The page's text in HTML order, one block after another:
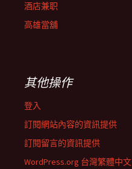
酒店兼职
高雄當舖
其他操作
登入
訂閱網站內容的資訊提供
訂閱留言的資訊提供
WordPress.org 台灣繁體中文